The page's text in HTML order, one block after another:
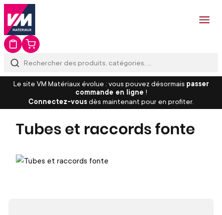
Le site VM Matériaux évolue : vous pouvez désormais passer
commande en ligne !
Connectez-vousdès maintenant pour en profiter.
Tubes et raccords fonte